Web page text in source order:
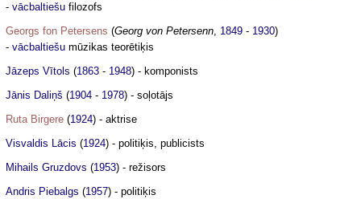
- vācbaltiešufilozofs
Georgs fon Petersens (Georg von Petersenn, 1849- 1930)
- vācbaltiešumūzikas teorētiķis
Jāzeps Vītols (1863- 1948) - komponists
Jānis Daliņš (1904- 1978) - soļotājs
Ruta Birgere(1924) - aktrise
Visvaldis Lācis (1924) - politiķis, publicists
Mihails Gruzdovs (1953) - režisors
Andris Piebalgs (1957) - politiķis